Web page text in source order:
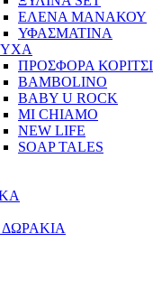
ΕΛΕΝΑ ΜΑΝΑΚΟΥ
ΥΦΑΣΜΑΤΙΝΑ
ΠΡΟΣΦΟΡΑ ΚΟΡΙΤΣΙ
BAMBOLINO
BABY U ROCK
MI CHIAMO
NEW LIFE
SOAP TALES